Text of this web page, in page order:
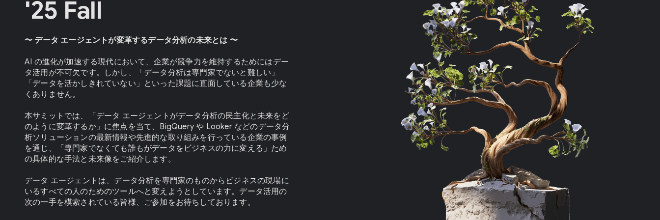
'25 Fall
〜 データ エージェントが変革するデータ分析の未来とは 〜
AI の進化が加速する現代において、企業が競争力を維持するためにはデー
タ活用が不可欠です。しかし、「データ分析は専門家でないと難しい」
「データを活かしきれていない」といった課題に直面している企業も少な
くありません。
本サミットでは、「データ エージェントがデータ分析の民主化と未来をど
のように変革するか」に焦点を当て、BigQuery や Looker などのデータ分
析ソリューションの最新情報や先進的な取り組みを行っている企業の事例
を通じ、「専門家でなくても誰もがデータをビジネスの力に変える」ため
の具体的な手法と未来像をご紹介します。
データ エージェントは、データ分析を専門家のものからビジネスの現場に
いるすべての人のためのツールへと変えようとしています。データ活用の
次の一手を模索されている皆様、ご参加をお待ちしております。